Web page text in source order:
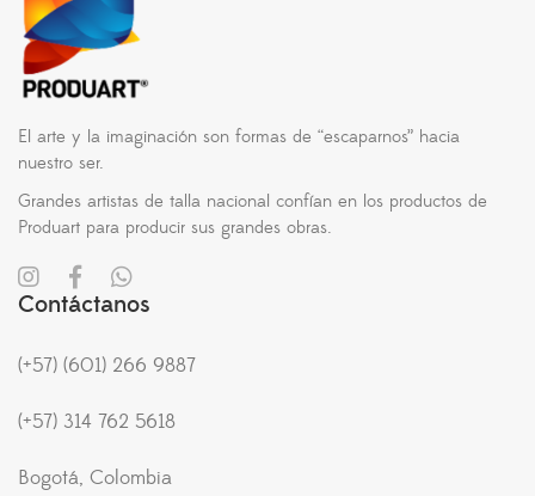
El arte y la imaginación son formas de “escaparnos” hacia
nuestro ser.
Grandes artistas de talla nacional confían en los productos de
Produart para producir sus grandes obras.
Contáctanos
(+57) (601) 266 9887
(+57) 314 762 5618
Bogotá, Colombia